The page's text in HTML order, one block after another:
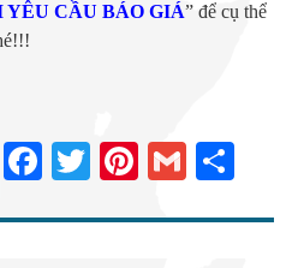
YÊU CẦU BÁO GIÁ” để cụ thể
Facebook
TwitterPinterest
Gmail